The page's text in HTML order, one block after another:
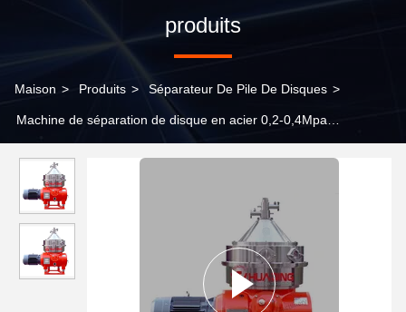
produits
Maison > Produits > Séparateur De Pile De Disques >
Machine de séparation de disque en acier 0,2-0,4Mpa